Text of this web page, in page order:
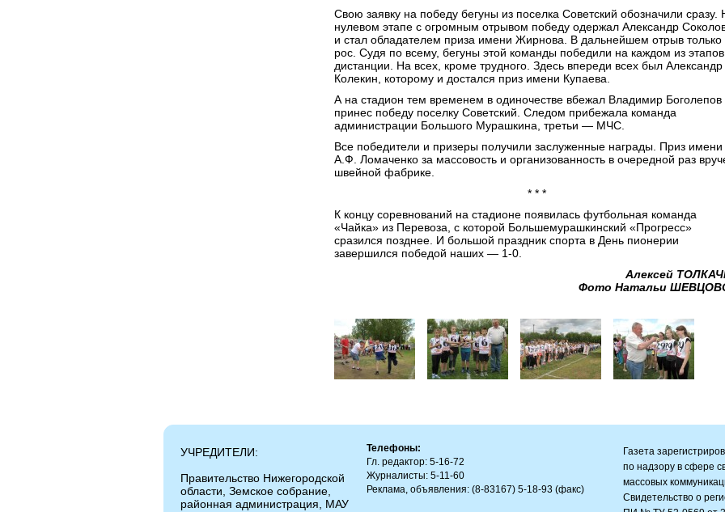
Свою заявку на победу бегуны из поселка Советский обозначили сразу.
нулевом этапе с огромным отрывом победу одержал Александр
и стал обладателем приза имени Жирнова. В дальнейшем отрыв только
рос. Судя по всему, бегуны этой команды победили на каждом из этапов
дистанции. На всех, кроме трудного. Здесь впереди всех был Александр
Колекин, которому и достался приз имени Купаева.
А на стадион тем временем в одиночестве вбежал Владимир Боголепов
принес победу поселку Советский. Следом прибежала команда
администрации Большого Мурашкина, третьи — МЧС.
Все победители и призеры получили заслуженные награды. Приз имени
А.Ф. Ломаченко за массовость и организованность в очередной раз
швейной фабрике.
* * *
К концу соревнований на стадионе появилась футбольная команда
«Чайка» из Перевоза, с которой Большемурашкинский «Прогресс»
сразился позднее. И большой праздник спорта в День пионерии
завершился победой наших — 1-0.
Алексей
Фото Натальи
УЧРЕДИТЕЛИ:
Правительство Нижегородской
области, Земское собрание,
районная администрация, МАУ
Телефоны:
Гл. редактор: 5-16-72
Журналисты: 5-11-60
Реклама, объявления: (8-83167) 5-18-93 (факс)
Газета
по надзору в сфере
массовых
Свидетельство о